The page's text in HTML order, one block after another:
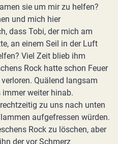
sie um mir zu helfen?
und mich hier
dass Tobi, der mich am
an einem Seil in der Luft
Viel Zeit blieb ihm
Rock hatte schon Feuer
Quälend langsam
weiter hinab.
zu uns nach unten
aufgefressen würden.
Rock zu löschen, aber
der vor Schmerz